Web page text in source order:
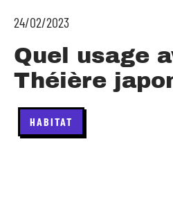
24/02/2023
Quel usage
Théière
HABITAT